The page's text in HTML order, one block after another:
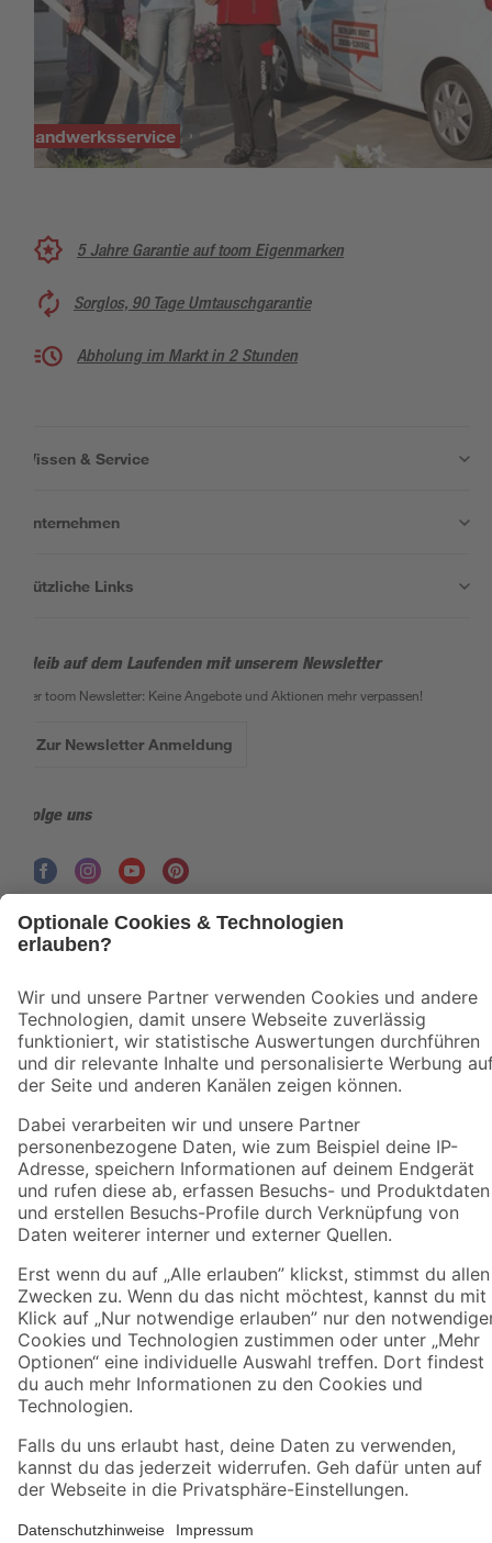
Handwerksservice
5 Jahre Garantie auf toom Eigenmarken
Sorglos, 90 Tage Umtauschgarantie
Abholung im Markt in 2 Stunden
Wissen & Service
Unternehmen
Nützliche Links
Bleib auf dem Laufenden mit unserem Newsletter
Der toom Newsletter: Keine Angebote und Aktionen mehr verpassen!
Zur Newsletter Anmeldung
Folge uns
Zahlungsarten Versandarten
Sicher einkaufen
Alle Preisangaben in EUR inkl. gesetzl. MwSt.. Die dargestellten Angebote sind unter
Umständen nicht in allen Märkten verfügbar. Die angegebenen Verfügbarkeiten beziehen
sich auf den unter "Mein Markt" ausgewählten toom Baumarkt. Alle Angebote und
Produkte nur solange der Vorrat reicht.
*Paketversand ab 59 € versandkostenfrei, gilt nicht für Artikel mit Speditionsversand, hier
fallen zusätzliche Versandkosten an.
Nutzungsbedingungen
Widerrufsrecht
Vertrag widerrufen
Barrierefreiheit
© 2026 toom Baumarkt GmbH